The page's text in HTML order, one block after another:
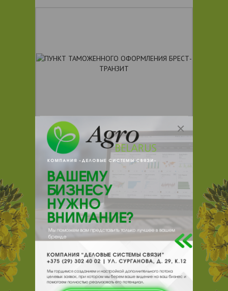
+ 375Показать телефоны
e-mail:a:2:{s:5:"VALUE";a:0:
{}s:11:"DESCRIPTION";a:0:{}}
224024, , , , Брест,
Красногвардейская 148
Отзывы Еще